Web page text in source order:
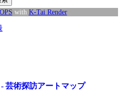
with K-Tai Render
芸術探訪アートマップ